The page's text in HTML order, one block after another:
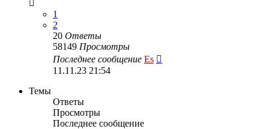
1
2
20 Ответы
58149 Просмотры
Последнее сообщение Es
11.11.23 21:54
Темы
Ответы
Просмотры
Последнее сообщение